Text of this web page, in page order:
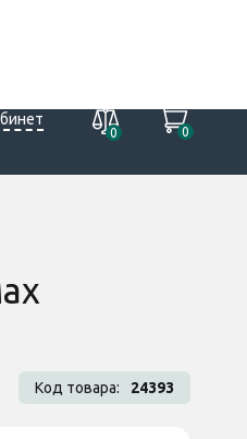
0
0
Код товара: 24393